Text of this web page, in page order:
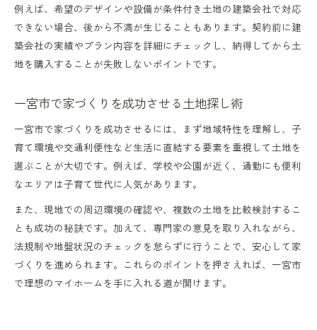
例えば、希望のデザインや設備が条件付き土地の建築会社で対応
できない場合、後から不満が生じることもあります。契約前に建
築会社の実績やプラン内容を詳細にチェックし、納得してから土
地を購入することが失敗しないポイントです。
一宮市で家づくりを成功させる土地探し術
一宮市で家づくりを成功させるには、まず地域特性を理解し、子
育て環境や交通利便性など生活に直結する要素を重視して土地を
選ぶことが大切です。例えば、学校や公園が近く、通勤にも便利
なエリアは子育て世代に人気があります。
また、現地での周辺環境の確認や、複数の土地を比較検討するこ
とも成功の秘訣です。加えて、専門家の意見を取り入れながら、
法規制や地盤状況のチェックを怠らずに行うことで、安心して家
づくりを進められます。これらのポイントを押さえれば、一宮市
で理想のマイホームを手に入れる道が開けます。